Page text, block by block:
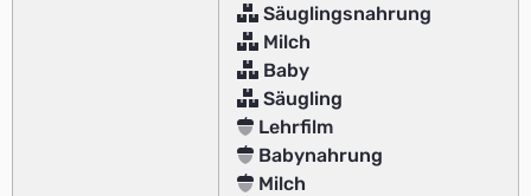
Säuglingsnahrung
Milch
Baby
Säugling
Lehrfilm
Babynahrung
Milch